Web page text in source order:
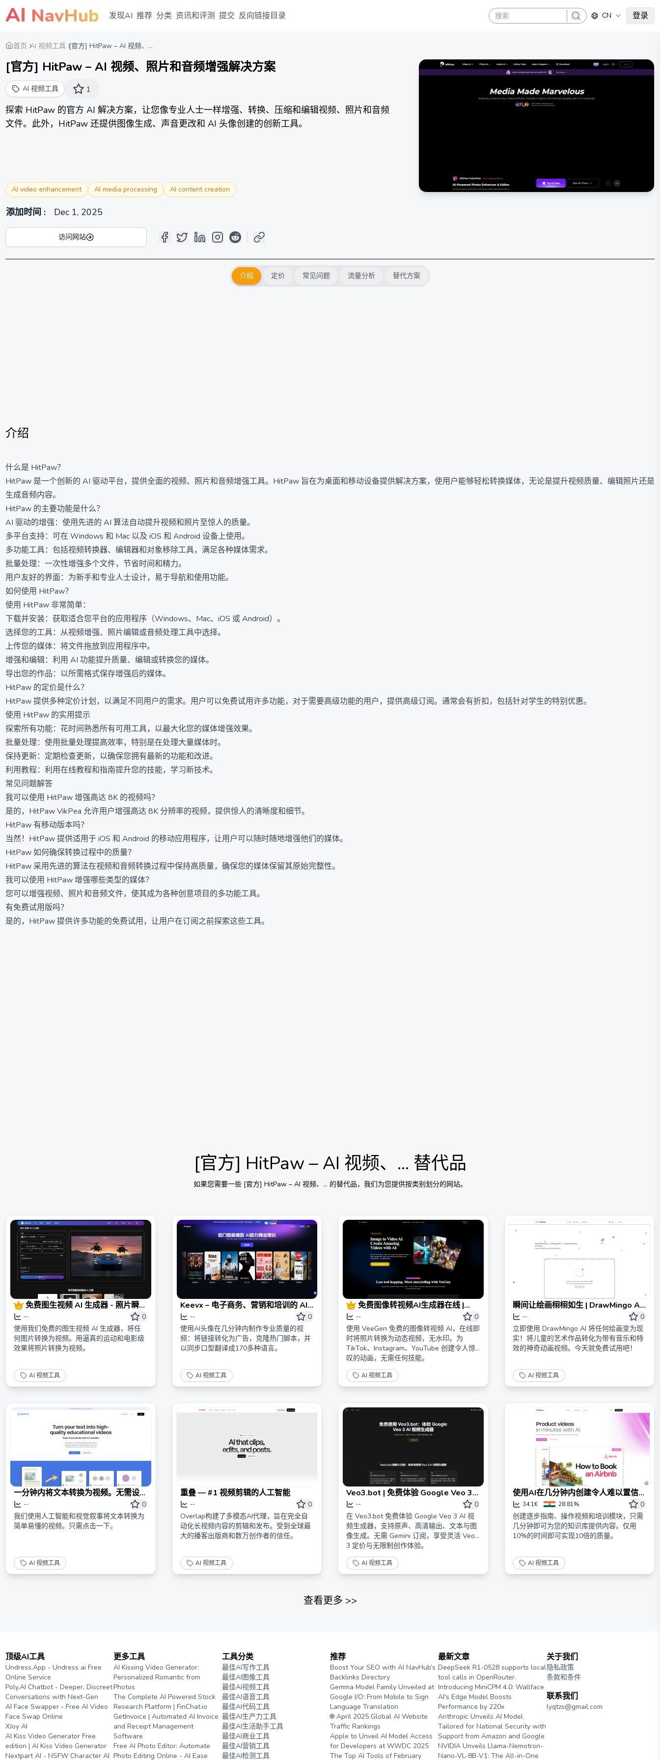
AI NavHub 发现AI 推荐 分类 资讯和评测 提交 反向链接目录
search
CN 登录
首页 AI 视频工具 [官方] HitPaw – AI 视频、...
[官方] HitPaw – AI 视频、照片和音频增强解决方案
AI 视频工具 1
探索 HitPaw 的官方 AI 解决方案，让您像专业人士一样增强、转换、压缩和编辑视频、照片和音频
文件。此外，HitPaw 还提供图像生成、声音更改和 AI 头像创建的创新工具。
AI video enhancement AI media processing AI content creation
添加时间 : Dec 1, 2025
访问网站
介绍 定价 常见问题 流量分析 替代方案
介绍
什么是 HitPaw？
HitPaw 是一个创新的 AI 驱动平台，提供全面的视频、照片和音频增强工具。HitPaw 旨在为桌面和移动设备提供解决方案，使用户能够轻松转换媒体，无论是提升视频质量、编辑照片还是
生成音频内容。
HitPaw 的主要功能是什么？
AI 驱动的增强：使用先进的 AI 算法自动提升视频和照片至惊人的质量。
多平台支持：可在 Windows 和 Mac 以及 iOS 和 Android 设备上使用。
多功能工具：包括视频转换器、编辑器和对象移除工具，满足各种媒体需求。
批量处理：一次性增强多个文件，节省时间和精力。
用户友好的界面：为新手和专业人士设计，易于导航和使用功能。
如何使用 HitPaw？
使用 HitPaw 非常简单：
下载并安装：获取适合您平台的应用程序（Windows、Mac、iOS 或 Android）。
选择您的工具：从视频增强、照片编辑或音频处理工具中选择。
上传您的媒体：将文件拖放到应用程序中。
增强和编辑：利用 AI 功能提升质量、编辑或转换您的媒体。
导出您的作品：以所需格式保存增强后的媒体。
HitPaw 的定价是什么？
HitPaw 提供多种定价计划，以满足不同用户的需求。用户可以免费试用许多功能，对于需要高级功能的用户，提供高级订阅。通常会有折扣，包括针对学生的特别优惠。
使用 HitPaw 的实用提示
探索所有功能：花时间熟悉所有可用工具，以最大化您的媒体增强效果。
批量处理：使用批量处理提高效率，特别是在处理大量媒体时。
保持更新：定期检查更新，以确保您拥有最新的功能和改进。
利用教程：利用在线教程和指南提升您的技能，学习新技术。
常见问题解答
我可以使用 HitPaw 增强高达 8K 的视频吗？
是的，HitPaw VikPea 允许用户增强高达 8K 分辨率的视频，提供惊人的清晰度和细节。
HitPaw 有移动版本吗？
当然！HitPaw 提供适用于 iOS 和 Android 的移动应用程序，让用户可以随时随地增强他们的媒体。
HitPaw 如何确保转换过程中的质量？
HitPaw 采用先进的算法在视频和音频转换过程中保持高质量，确保您的媒体保留其原始完整性。
我可以使用 HitPaw 增强哪些类型的媒体？
您可以增强视频、照片和音频文件，使其成为各种创意项目的多功能工具。
有免费试用版吗？
是的，HitPaw 提供许多功能的免费试用，让用户在订阅之前探索这些工具。
[官方] HitPaw – AI 视频、... 替代品
如果您需要一些 [官方] HitPaw – AI 视频、... 的替代品，我们为您提供按类别划分的网站。
免费图生视频 AI 生成器 - 照片瞬间
转视频
--
0
使用我们免费的图生视频 AI 生成器，将任
何图片转换为视频。用逼真的运动和电影级
效果将照片转换为视频。
AI 视频工具
Keevx – 电子商务、营销和培训的 AI
头像视频生成器
--
0
使用AI头像在几分钟内制作专业质量的视
频：将链接转化为广告，克隆热门脚本，并
以同步口型翻译成170多种语言。
AI 视频工具
免费图像转视频AI生成器在线 |
VeeGen
--
0
使用 VeeGen 免费的图像转视频 AI，在线即
时将照片转换为动态视频，无水印。为
TikTok、Instagram、YouTube 创建令人惊
叹的动画，无需任何技能。
AI 视频工具
瞬间让绘画栩栩如生 | DrawMingo AI
动画
--
0
立即使用 DrawMingo AI 将任何绘画变为现
实！将儿童的艺术作品转化为带有音乐和特
效的神奇动画视频。今天就免费试用吧！
AI 视频工具
一分钟内将文本转换为视频。无需设计
或编辑。
--
0
我们使用人工智能和视觉叙事将文本转换为
简单易懂的视频。只需点击一下。
AI 视频工具
重叠 — #1 视频剪辑的人工智能
--
0
Overlap构建了多模态AI代理，旨在完全自
动化长视频内容的剪辑和发布。受到全球最
大的播客出版商和数万创作者的信任。
AI 视频工具
Veo3.bot | 免费体验 Google Veo 3
AI 视频生成器，支持原声与1080P高
清
--
0
在 Veo3.bot 免费体验 Google Veo 3 AI 视
频生成器，支持原声、高清输出、文本与图
像生成。无需 Gemini 订阅，享受灵活 Veo
3 定价与无限制创作体验。
AI 视频工具
使用AI在几分钟内创建令人难以置信的
产品视频、文档等。
34.1K 28.81%
0
创建逐步指南、操作视频和培训模块，只需
几分钟即可为您的知识库提供内容。仅用
10%的时间即可实现10倍的质量。
AI 视频工具
查看更多 >>
顶级AI工具
Undress.App - Undress ai Free
Online Service
Poly.AI Chatbot - Deeper, Discreet
Conversations with Next-Gen
AI Face Swapper - Free AI Video
Face Swap Online
XJoy AI
AI Kiss Video Generator Free
edition | AI Kiss Video Generator
Nextpart AI - NSFW Character AI
更多工具
AI Kissing Video Generator:
Personalized Romantic from
Photos
The Complete AI Powered Stock
Research Platform | FinChat.io
GetInvoice | Automated AI Invoice
and Receipt Management
Software
Free AI Photo Editor: Automate
Photo Editing Online - AI Ease
工具分类
最佳AI写作工具
最佳AI图像工具
最佳AI视频工具
最佳AI语音工具
最佳AI代码工具
最佳AI生产力工具
最佳AI生活助手工具
最佳AI商业工具
最佳AI营销工具
最佳AI检测工具
推荐
Boost Your SEO with AI NavHub’s
Backlinks Directory
Gemma Model Family Unveiled at
Google I/O: From Mobile to Sign
Language Translation
🌐 April 2025 Global AI Website
Traffic Rankings
Apple to Unveil AI Model Access
for Developers at WWDC 2025
The Top AI Tools of February
最新文章
DeepSeek R1-0528 supports local
tool calls in OpenRouter.
Introducing MiniCPM 4.0: Wallface
AI's Edge Model Boosts
Performance by 220x
Anthropic Unveils AI Model
Tailored for National Security with
Support from Amazon and Google
NVIDIA Unveils Llama-Nemotron-
Nano-VL-8B-V1: The All-in-One
关于我们
隐私政策
条款和条件
联系我们
lyqtzs@gmail.com